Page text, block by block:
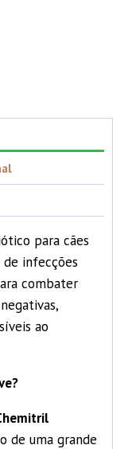
para cães
infecções
combater
ao
de uma grande